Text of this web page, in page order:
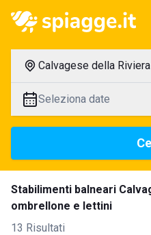
Calvagese della Riviera
Seleziona date
Stabilimenti balneari
ombrellone e lettini
13 Risultati